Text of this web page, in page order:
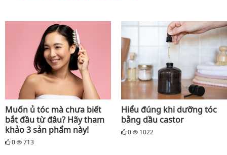
Muốn ủ tóc mà chưa biết
bắt đầu từ đâu? Hãy tham
khảo 3 sản phẩm này!
0 713
Hiểu đúng khi dưỡng tóc
bằng dầu castor
0 1022